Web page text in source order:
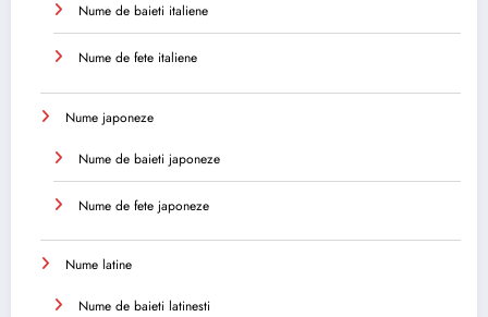
Nume de baieti italiene
Nume de fete italiene
Nume japoneze
Nume de baieti japoneze
Nume de fete japoneze
Nume latine
Nume de baieti latinesti